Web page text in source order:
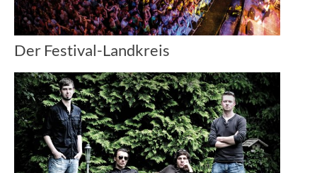
Der Festival-Landkreis